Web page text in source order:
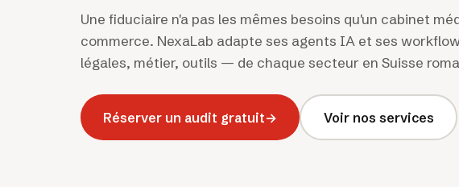
Une fiduciaire n'a pas les mêmes besoins qu'un cabinet
commerce. NexaLab adapte ses agents IA et ses
légales, métier, outils — de chaque secteur en Suisse
Réserver un audit gratuit→ Voir nos services